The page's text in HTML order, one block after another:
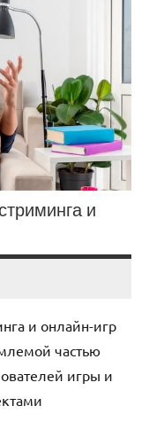
и
и онлайн-игр
частью
игры и